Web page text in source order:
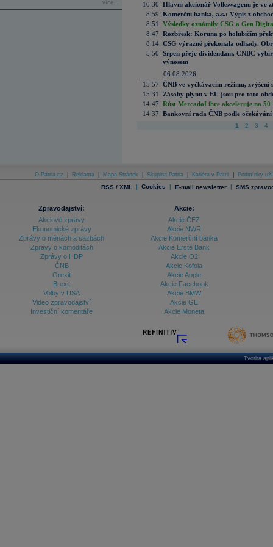
více...
10:30 Hlavní akcionář Volkswagenu je ve
8:59 Komerční banka, a.s.: Výpis z
8:51
Výsledky oznámily CSG a Gen
8:47 Rozbřesk: Koruna po holubičím
8:14 CSG výrazně překonala odhady.
5:50 Srpen přeje dividendám. CNBC
výnosem
06.08.2026
15:57 ČNB ve vyčkávacím režimu, zvýšení
15:31
Zásoby plynu v EU jsou pro toto
14:47 Růst MercadoLibre akceleruje na
14:37 Bankovní rada ČNB podle
1 2 3 4
O Patria.cz Reklama Mapa Stránek Skupina Patria Kariéra v Patrii Podmínky
RSS / XML | Cookies | E-mail newsletter | SMS
Zpravodajství:
Akciové zprávy
Ekonomické zprávy
Zprávy o měnách a sazbách
Zprávy o komoditách
Zprávy o HDP
ČNB
Grexit
Brexit
Volby v USA
Video zpravodajství
Investiční komentáře
Akcie:
Akcie ČEZ
Akcie NWR
Akcie Komerční banka
Akcie Erste Bank
Akcie O2
Akcie Kofola
Akcie Apple
Akcie Facebook
Akcie BMW
Akcie GE
Akcie Moneta
Tvorba